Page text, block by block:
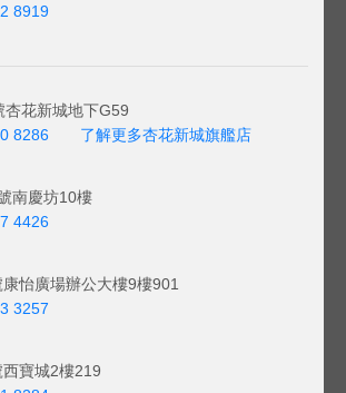
8919
杏花新城地下G59
8286
了解更多杏花新城旗艦店
南慶坊10樓
4426
怡廣場辦公大樓9樓901
3257
寶城2樓219